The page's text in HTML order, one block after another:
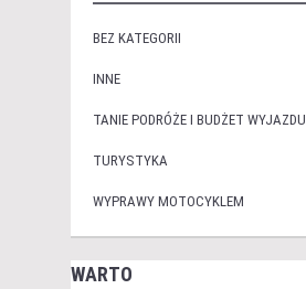
BEZ KATEGORII
INNE
TANIE PODRÓŻE I BUDŻET WYJAZDU
TURYSTYKA
WYPRAWY MOTOCYKLEM
WARTO